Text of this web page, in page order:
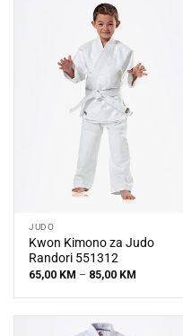
JUDO
Kwon Kimono za Judo
Randori 551312
65,00 KM – 85,00 KM
65,00 KM
85,00 KM